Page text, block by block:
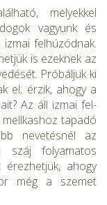
melyekkel
vagyunk és
felhúzódnak.
is ezeknek az
Próbáljuk ki
el; érzik, ahogy a
Az áll izmai fel­
tapadó
nevetésnél az
száj folyamatos
érezhetjük, ahogy
még a sze­met